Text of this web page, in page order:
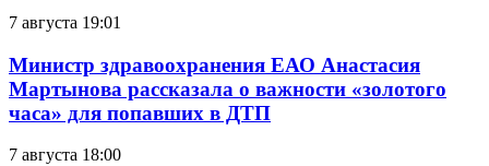
7 августа 19:01
Министр здравоохранения ЕАО Анастасия
Мартынова рассказала о важности «золотого
часа» для попавших в ДТП
7 августа 18:00